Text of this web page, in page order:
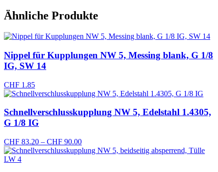
Ähnliche Produkte
Nippel für Kupplungen NW 5, Messing blank, G 1/8
IG, SW 14
CHF 1.85
Schnellverschlusskupplung NW 5, Edelstahl 1.4305,
G 1/8 IG
CHF 83.20 – CHF 90.00Preisspanne:
CHF 83.20